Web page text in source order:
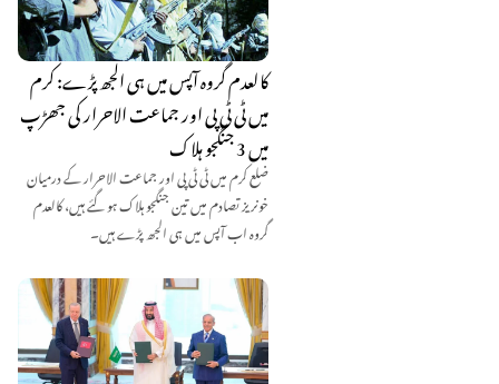
کالعدم گروہ آپس میں ہی الجھ پڑے: کرم
میں ٹی ٹی پی اور جماعت الاحرار کی جھڑپ
میں 3 جنگجو ہلاک
ضلع کرم میں ٹی ٹی پی اور جماعت الاحرار کے درمیان
خونریز تصادم میں تین جنگجو ہلاک ہو گئے ہیں، کالعدم
گروہ اب آپس میں ہی الجھ پڑے ہیں۔